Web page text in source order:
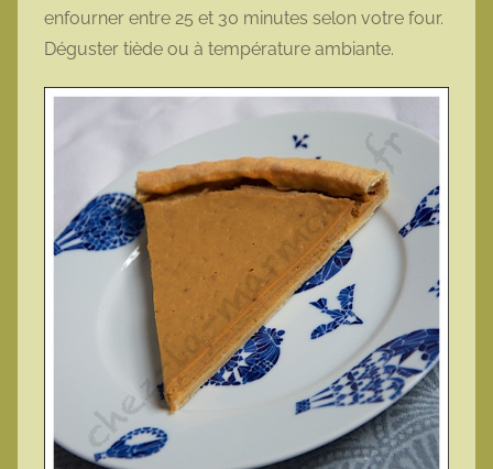
enfourner entre 25 et 30 minutes selon votre four.
Déguster tiède ou à température ambiante.